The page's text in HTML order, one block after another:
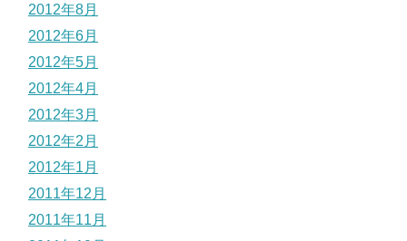
2012年8月
2012年6月
2012年5月
2012年4月
2012年3月
2012年2月
2012年1月
2011年12月
2011年11月